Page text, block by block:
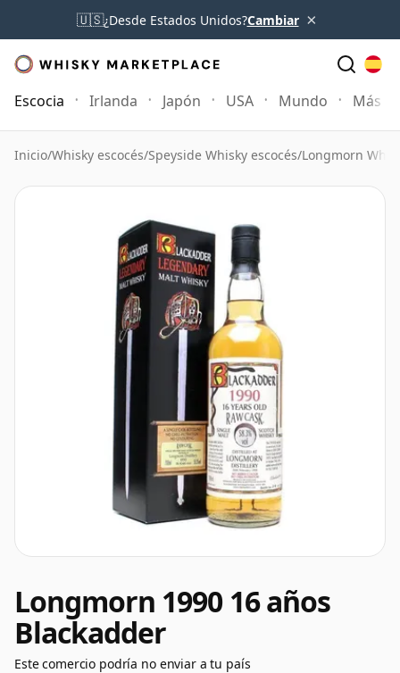
🇺🇸¿Desde Estados Unidos?Cambiar ×
Escocia Irlanda Japón USA Mundo Más
Inicio/Whisky escocés/Speyside Whisky escocés/Longmorn
Longmorn 1990 16 años
Blackadder
Este comercio podría no enviar a tu país